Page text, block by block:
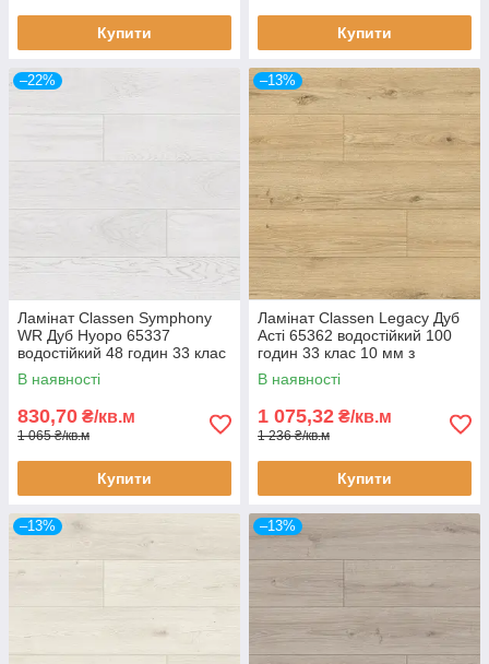
Купити Купити
–22%
Ламінат Classen Symphony
WR Дуб Нуоро 65337
водостійкий 48 годин 33 клас
AC5 10 мм з фаскою
В наявності
830,70 ₴/кв.м
1 065 ₴/кв.м
Купити
–13%
Ламінат Classen Legacy Дуб
Асті 65362 водостійкий 100
годин 33 клас 10 мм з
фаскою
В наявності
1 075,32 ₴/кв.м
1 236 ₴/кв.м
Купити
–13% –13%